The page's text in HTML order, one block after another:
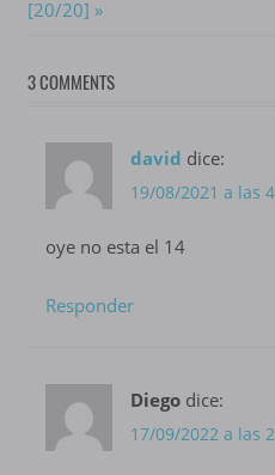
Post:
[20/20]
3 COMMENTS
david dice:
19/08/2021 a las
oye no esta el 14
Responder
Diego dice:
17/09/2022 a las